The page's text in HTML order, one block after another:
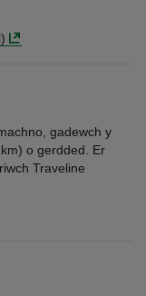
gadewch y
o gerdded. Er
Traveline